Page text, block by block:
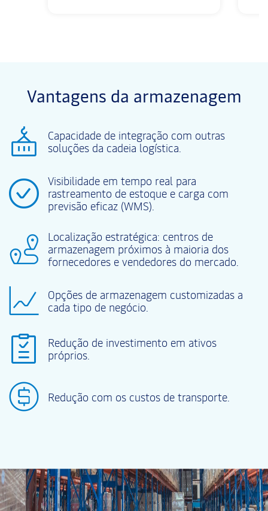
Vantagens da armazenagem
Capacidade de integração com outras
soluções da cadeia logística.
Visibilidade em tempo real para
rastreamento de estoque e carga com
previsão eficaz (WMS).
Localização estratégica: centros de
armazenagem próximos à maioria dos
fornecedores e vendedores do mercado.
Opções de armazenagem customizadas a
cada tipo de negócio.
Redução de investimento em ativos
próprios.
Redução com os custos de transporte.